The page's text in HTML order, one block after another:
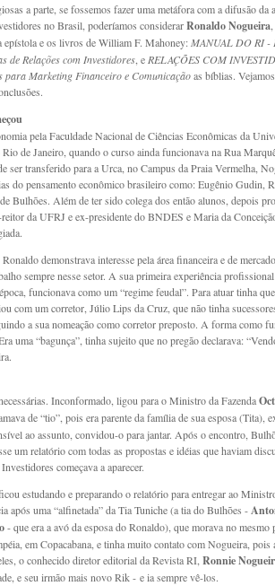
a parte, se fossemos fazer uma metáfora com a difusão da
no Brasil, poderíamos considerarRonaldo Nogueira,
epístola e os livros de William F. Mahoney:MANUAL DO RI -
de Relações com Investidores, eRELAÇÕES COM
para Marketing Financeiro e Comunicaçãoas bíblias.
pela Faculdade Nacional de Ciências Econômicas da
de Janeiro, quando o curso ainda funcionava na Rua
ser transferido para a Urca, no Campus da Praia Vermelha,
do pensamento econômico brasileiro como: Eugênio Gudin,
Bulhões. Além de ter sido colega dos então alunos, depois
da UFRJ e ex-presidente do BNDES e Maria da
demonstrava interesse pela área financeira e de
sempre nesse setor. A sua primeira experiência
funcionava como um “regime feudal”. Para atuar tinha
com um corretor, Júlio Lips da Cruz, que não tinha
a sua nomeação como corretor preposto. A forma como
uma “bagunça”, tinha sujeito que no pregão declarava:
Inconformado, ligou para o Ministro da Fazenda
de “tio”, pois era parente da família de sua esposa (Tita),
ao assunto, convidou-o para jantar. Após o encontro,
um relatório com todas as propostas e idéias que haviam
começava a aparecer.
estudando e preparando o relatório para entregar ao
após uma “alfinetada” da Tia Tuniche (a tia do Bulhões -
- que era a avó da esposa do Ronaldo), que morava no
em Copacabana, e tinha muito contato com Nogueira, pois
o conhecido diretor editorial da Revista RI,Ronnie
e seu irmão mais novo Rik - e ia sempre vê-los.